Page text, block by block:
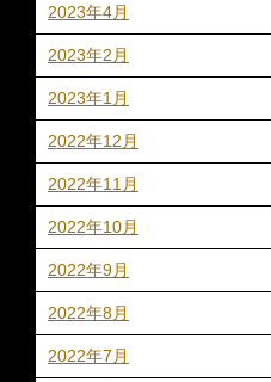
2023年4月
2023年2月
2023年1月
2022年12月
2022年11月
2022年10月
2022年9月
2022年8月
2022年7月